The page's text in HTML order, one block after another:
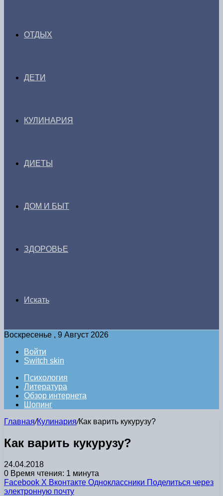
ОТДЫХ
ДЕТИ
КУЛИНАРИЯ
ДИЕТЫ
ДОМ И БЫТ
ЗДОРОВЬЕ
Искать
Воскресенье , 9 Август 2026
Войти
Switch skin
Психология
Литература
Обзор интернета
Шопинг
Главная/Кулинария/Как варить кукурузу?
Как варить кукурузу?
24.04.2018
0 Время чтения: 1 минута
Facebook X Вконтакте Одноклассники Поделиться через
электронную почту